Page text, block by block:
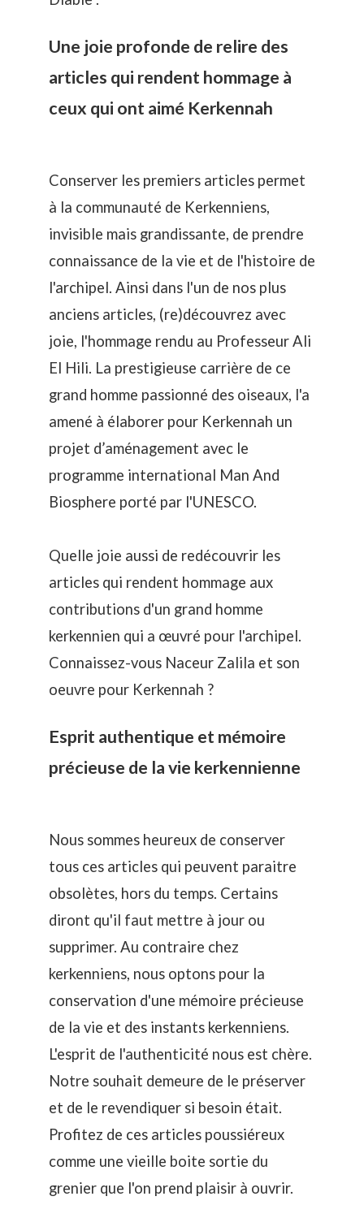
Une joie profonde de relire des
articles qui rendent hommage à
ceux qui ont aimé Kerkennah
Conserver les premiers articles permet
à la communauté de Kerkenniens,
invisible mais grandissante, de prendre
connaissance de la vie et de l'histoire de
l'archipel. Ainsi dans l'un de nos plus
anciens articles, (re)découvrez avec
joie, l'hommage rendu au ProfesseurAli
El Hili. La prestigieuse carrière de ce
grand homme passionné des oiseaux, l'a
amené à élaborer pour Kerkennah un
projet d’aménagement avec le
programme international Man And
Biosphere porté par l'UNESCO.
Quelle joie aussi de redécouvrir les
articles qui rendent hommage aux
contributions d'un grand homme
kerkennien qui a œuvré pour l'archipel.
Connaissez-vous Naceur Zalila et son
oeuvre pour Kerkennah ?
Esprit authentique et mémoire
précieuse de la vie kerkennienne
Nous sommes heureux de conserver
tous ces articles qui peuvent paraitre
obsolètes, hors du temps. Certains
diront qu'il faut mettre à jour ou
supprimer. Au contraire chez
kerkenniens, nous optons pour la
conservation d'une mémoire précieuse
de la vie et des instants kerkenniens.
L'esprit de l'authenticité nous est chère.
Notre souhait demeure de le préserver
et de le revendiquer si besoin était.
Profitez de ces articles poussiéreux
comme une vieille boite sortie du
grenier que l'on prend plaisir à ouvrir.